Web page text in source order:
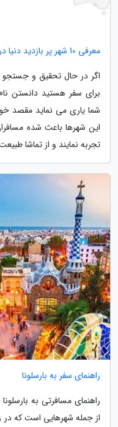
معرفی 10 شهر پر بازدید دنیا در سال 2023
اگر در حال تحقیق و جستجو
شما یاری می نماید مقصد
این شهرها باعث شده
تجربه نمایند و از تماشا
راهنمای سفر به بارسلونا
از جمله شهرهایی است که در